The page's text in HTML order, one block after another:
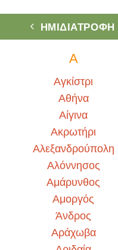
ΗΜΙΔΙΑΤΡΟΦΗ
Α
Αγκίστρι
Αθήνα
Αίγινα
Ακρωτήρι
Αλεξανδρούπολη
Αλόννησος
Αμάρυνθος
Αμοργός
Άνδρος
Αράχωβα